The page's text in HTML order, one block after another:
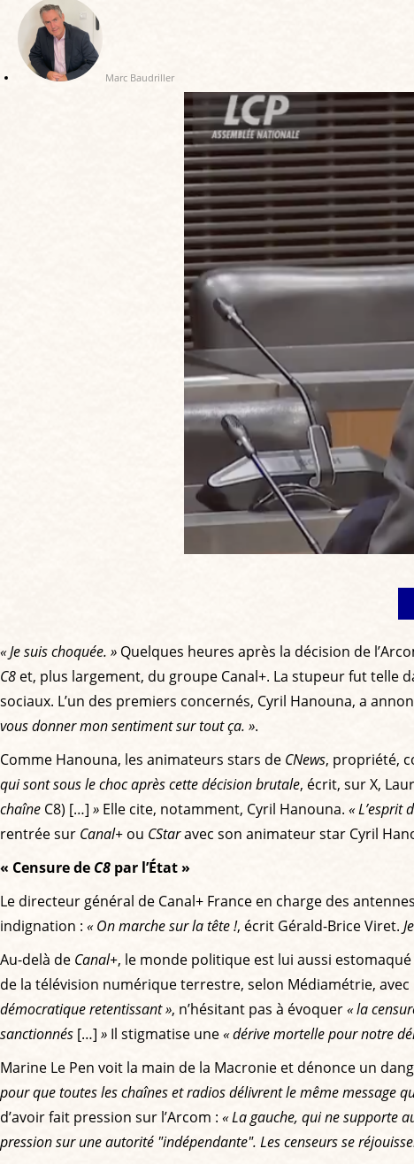
Marc Baudriller
« Je suis choquée. » Quelques heures après la décision de
C8 et, plus largement, du groupe Canal+. La stupeur fut telle
sociaux. L’un des premiers concernés, Cyril Hanouna, a
vous donner mon sentiment sur tout ça. ».
Comme Hanouna, les animateurs stars de CNews, propriété,
qui sont sous le choc après cette décision brutale, écrit, sur X,
chaîne C8) […] » Elle cite, notamment, Cyril Hanouna. « L’esprit
rentrée sur Canal+ ou CStaravec son animateur star Cyril
« Censure de C8 par l’État »
Le directeur général de Canal+ France en charge des
indignation : « On marche sur la tête !, écrit Gérald-Brice Viret.
Au-delà de Canal+, le monde politique est lui aussi
de la télévision numérique terrestre, selon Médiamétrie,
démocratique retentissant », n’hésitant pas à évoquer« la
sanctionnés […] » Il stigmatise une« dérive mortelle pour notre
Marine Le Pen voit la main de la Macronie et dénonce un
pour que toutes les chaînes et radios délivrent le même message
d’avoir fait pression sur l’Arcom : « La gauche, qui ne supporte
pression sur une autorité "indépendante". Les censeurs se